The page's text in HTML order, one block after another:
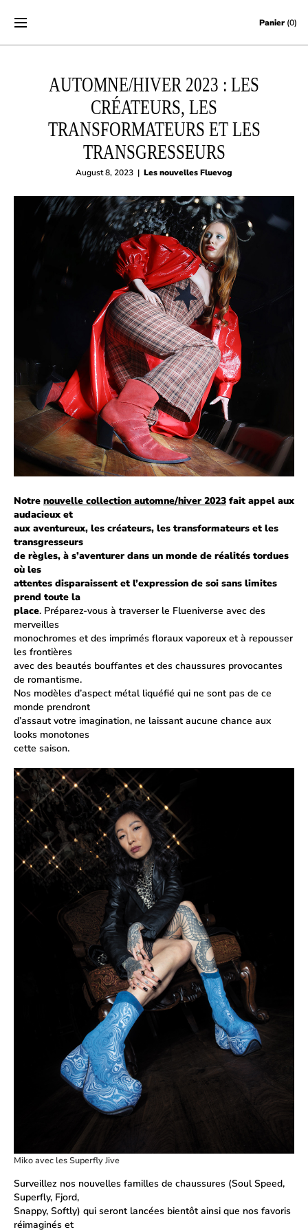
Skip to content Panier(0)
AUTOMNE/HIVER 2023 : LES
CRÉATEURS, LES
TRANSFORMATEURS ET LES
TRANSGRESSEURS
August 8, 2023 | Les nouvelles Fluevog
Notre nouvelle collection automne/hiver 2023 fait appel aux
audacieux et
aux aventureux, les créateurs, les transformateurs et les
transgresseurs
de règles, à s’aventurer dans un monde de réalités tordues
où les
attentes disparaissent et l’expression de soi sans limites
prend toute la
place. Préparez-vous à traverser le Flueniverse avec des
merveilles
monochromes et des imprimés floraux vaporeux et à repousser
les frontières
avec des beautés bouffantes et des chaussures provocantes
de romantisme.
Nos modèles d’aspect métal liquéfié qui ne sont pas de ce
monde prendront
d’assaut votre imagination, ne laissant aucune chance aux
looks monotones
cette saison.
Miko avec les Superfly Jive
Surveillez nos nouvelles familles de chaussures (Soul Speed,
Superfly, Fjord,
Snappy, Softly) qui seront lancées bientôt ainsi que nos favoris
réimaginés et